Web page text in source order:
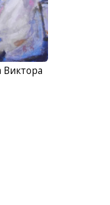
Виктора